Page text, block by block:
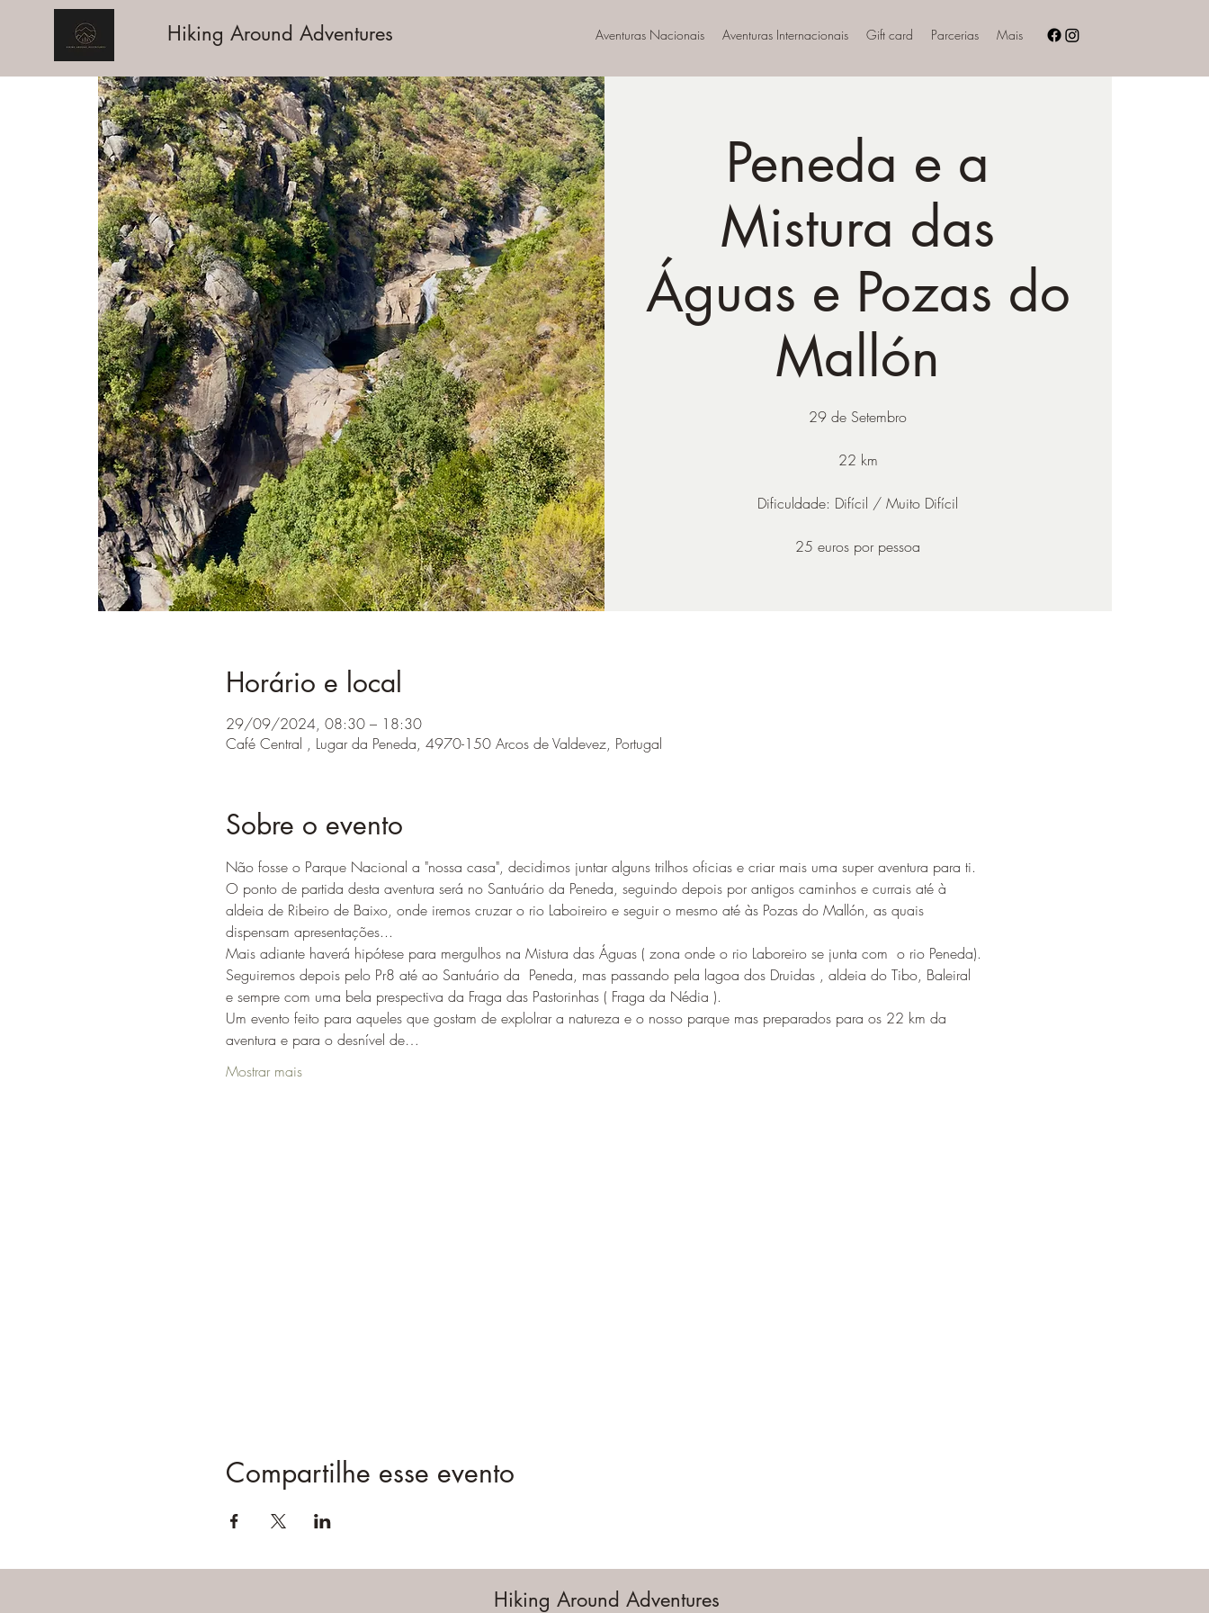
Hiking Around Adventures Aventuras Nacionais Aventuras Internacionais Gift card Parcerias Mais
Peneda e a
Mistura das
Águas e Pozas do
Mallón
29 de Setembro
22 km
Dificuldade: Difícil / Muito Difícil
25 euros por pessoa
Horário e local
29/09/2024, 08:30 – 18:30
Café Central , Lugar da Peneda, 4970-150 Arcos de Valdevez, Portugal
Sobre o evento
Não fosse o Parque Nacional a "nossa casa", decidimos juntar alguns trilhos oficias e criar mais uma super aventura para ti.
O ponto de partida desta aventura será no Santuário da Peneda, seguindo depois por antigos caminhos e currais até à
aldeia de Ribeiro de Baixo, onde iremos cruzar o rio Laboireiro e seguir o mesmo até às Pozas do Mallón, as quais
dispensam apresentações...
Mais adiante haverá hipótese para mergulhos na Mistura das Águas ( zona onde o rio Laboreiro se junta com  o rio Peneda).
Seguiremos depois pelo Pr8 até ao Santuário da  Peneda, mas passando pela lagoa dos Druidas , aldeia do Tibo, Baleiral
e sempre com uma bela prespectiva da Fraga das Pastorinhas ( Fraga da Nédia ).
Um evento feito para aqueles que gostam de explolrar a natureza e o nosso parque mas preparados para os 22 km da
aventura e para o desnível de…
Mostrar mais
Compartilhe esse evento
Hiking Around Adventures